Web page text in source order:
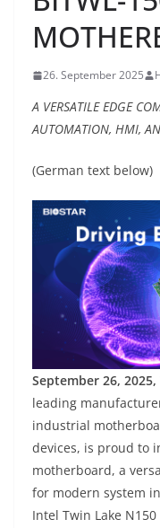
26. September 2025
A VERSATILE EDGE
AUTOMATION, HMI,
(German text below)
September 26, 2025,
leading
industrial
devices, is proud to
motherboard, a
for modern system
Intel Twin Lake